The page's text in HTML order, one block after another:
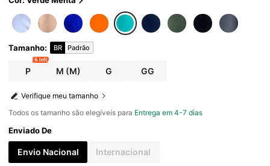
Tamanho: BR Padrão
P
6 left
M (M) G GG
Verifique meu tamanho
Todos os tamanho são elegíveis para Entrega em 4-7 dias
Enviado De
Envio Nacional Internacional